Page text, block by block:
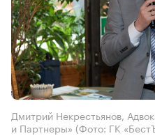
Дмитрий Некрестьянов,
и Партнеры»(Фото: ГК